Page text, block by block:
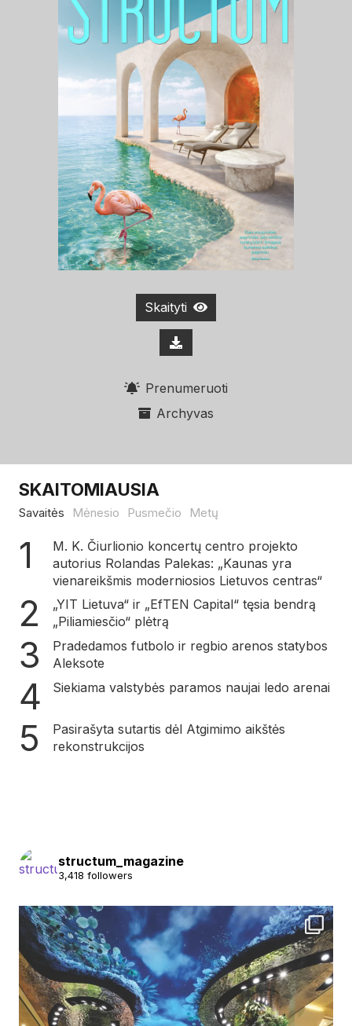
Skaityti
Prenumeruoti
Archyvas
SKAITOMIAUSIA
Savaitės Mėnesio Pusmečio Metų
M. K. Čiurlionio koncertų centro projekto
autorius Rolandas Palekas: „Kaunas yra
vienareikšmis moderniosios Lietuvos centras“
„YIT Lietuva“ ir „EfTEN Capital“ tęsia bendrą
„Piliamiesčio“ plėtrą
Pradedamos futbolo ir regbio arenos statybos
Aleksote
Siekiama valstybės paramos naujai ledo arenai
Pasirašyta sutartis dėl Atgimimo aikštės
rekonstrukcijos
structum_magazine
3,418 followers